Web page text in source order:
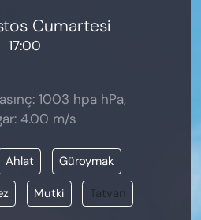
Cumartesi
17:00
1003 hpa hPa,
4.00 m/s
Ahlat Güroymak
Mutki Tatvan
HABERLERİ